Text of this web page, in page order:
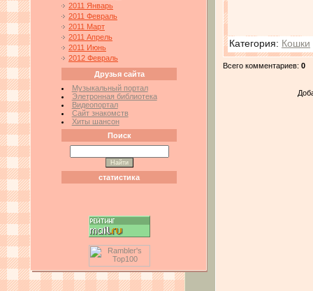
2011 Январь
2011 Февраль
2011 Март
2011 Апрель
2011 Июнь
2012 Февраль
Друзья сайта
Музыкальный портал
Элетронная библиотека
Видеопортал
Сайт знакомств
Хиты шансон
Поиск
статистика
Категория: Кошки
Всего комментариев: 0